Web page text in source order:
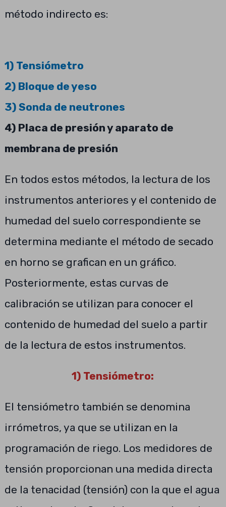
método indirecto es:
1) Tensiómetro
2) Bloque de yeso
3) Sonda de neutrones
4) Placa de presión y aparato de
membrana de presión
En todos estos métodos, la lectura de los
instrumentos anteriores y el contenido de
humedad del suelo correspondiente se
determina mediante el método de secado
en horno se grafican en un gráfico.
Posteriormente, estas curvas de
calibración se utilizan para conocer el
contenido de humedad del suelo a partir
de la lectura de estos instrumentos.
1) Tensiómetro:
El tensiómetro también se denomina
irrómetros, ya que se utilizan en la
programación de riego. Los medidores de
tensión proporcionan una medida directa
de la tenacidad (tensión) con la que el agua